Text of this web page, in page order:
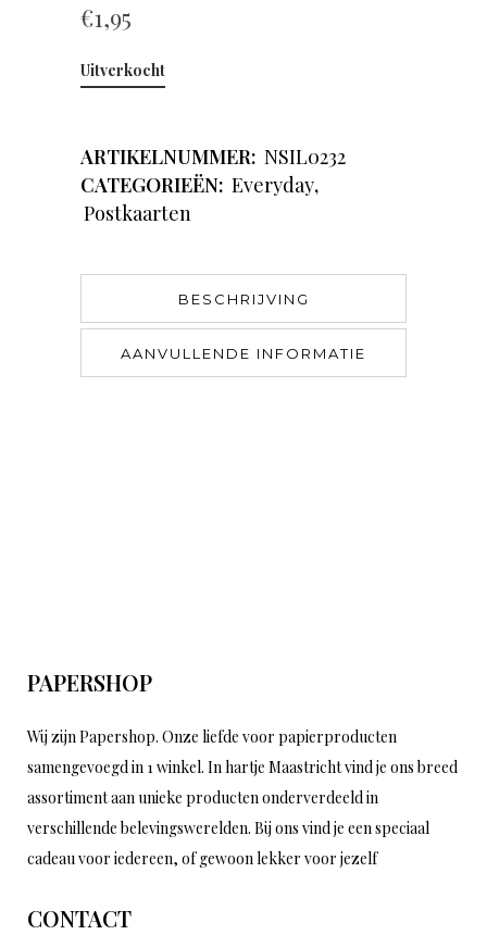
€1,95
Uitverkocht
ARTIKELNUMMER: NSIL0232
CATEGORIEËN: Everyday,
Postkaarten
BESCHRIJVING
AANVULLENDE INFORMATIE
PAPERSHOP
Wij zijn Papershop. Onze liefde voor papierproducten
samengevoegd in 1 winkel. In hartje Maastricht vind je ons breed
assortiment aan unieke producten onderverdeeld in
verschillende belevingswerelden. Bij ons vind je een speciaal
cadeau voor iedereen, of gewoon lekker voor jezelf
CONTACT